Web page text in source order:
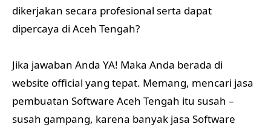
dikerjakan secara profesional serta dapat
dipercaya di Aceh Tengah?
Jika jawaban Anda YA! Maka Anda berada di
website official yang tepat. Memang, mencari jasa
pembuatan Software Aceh Tengah itu susah –
susah gampang, karena banyak jasa Software